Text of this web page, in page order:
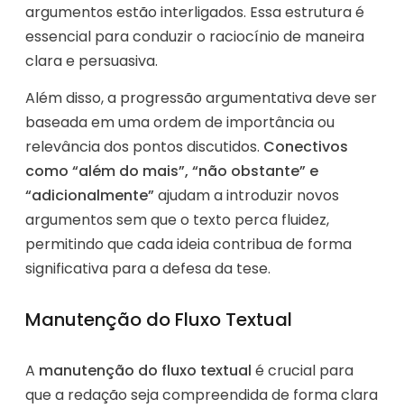
argumentos estão interligados. Essa estrutura é
essencial para conduzir o raciocínio de maneira
clara e persuasiva.
Além disso, a progressão argumentativa deve ser
baseada em uma ordem de importância ou
relevância dos pontos discutidos. Conectivos
como “além do mais”, “não obstante” e
“adicionalmente”ajudam a introduzir novos
argumentos sem que o texto perca fluidez,
permitindo que cada ideia contribua de forma
significativa para a defesa da tese.
Manutenção do Fluxo Textual
A manutenção do fluxo textual é crucial para
que a redação seja compreendida de forma clara